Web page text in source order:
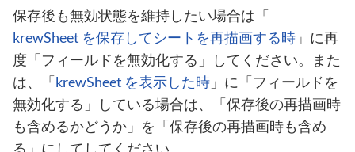
保存後も無効状態を維持したい場合は「
krewSheet を保存してシートを再描画する時 」に再
度「フィールドを無効化する」してください。また
は、「krewSheet を表示した時 」に「フィールドを
無効化する」している場合は、「保存後の再描画時
も含めるかどうか」を「保存後の再描画時も含め
る」にしてしてください。